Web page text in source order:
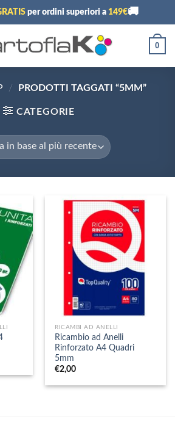
per ordini superiori a 149€🚚
0
/ PRODOTTI TAGGATI “5MM”
CATEGORIE
RICAMBI AD ANELLI
Ricambio ad Anelli
Rinforzato A4 Quadri
5mm
€2,00